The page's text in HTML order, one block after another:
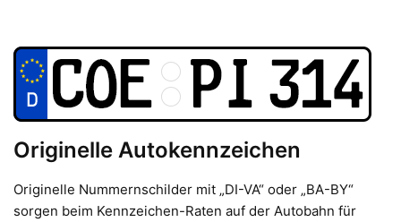
Originelle Autokennzeichen
Originelle Nummernschilder mit „DI-VA“ oder „BA-BY“
sorgen beim Kennzeichen-Raten auf der Autobahn für